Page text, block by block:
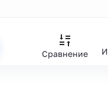
Сравнение